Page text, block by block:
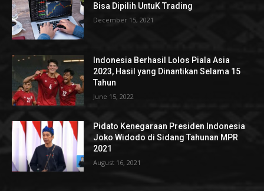
Bisa Dipilih UntuK Trading
December 15, 2021
Indonesia Berhasil Lolos Piala Asia
2023, Hasil yang Dinantikan Selama 15
Tahun
June 15, 2022
Pidato Kenegaraan Presiden Indonesia
Joko Widodo di Sidang Tahunan MPR
2021
August 16, 2021